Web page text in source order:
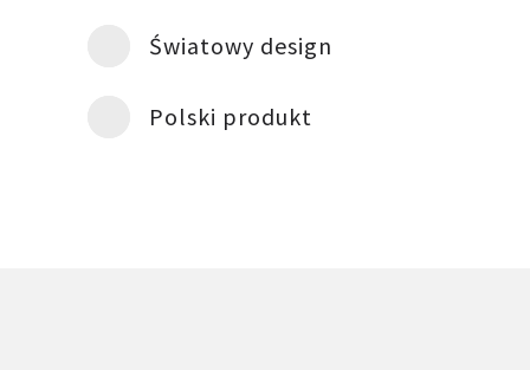
Światowy design
Polski produkt